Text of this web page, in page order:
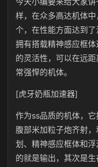
样，在众多高达机体
个，在性能方面达到
拥有搭载精神感应框
的灵活性，可以在远
常强悍的机体。
[虎牙奶瓶加速器]
作为ss品质的机体，
腹部米加粒子炮齐射
划、精神感应框体和
的就是输出，其次是